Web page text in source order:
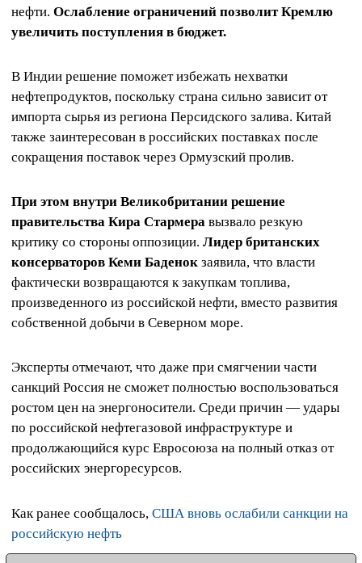
нефти. Ослабление ограничений позволит Кремлю
увеличить поступления в бюджет.
В Индии решение поможет избежать нехватки
нефтепродуктов, поскольку страна сильно зависит от
импорта сырья из региона Персидского залива. Китай
также заинтересован в российских поставках после
сокращения поставок через Ормузский пролив.
При этом внутри Великобритании решение
правительства Кира Стармера вызвало резкую
критику со стороны оппозиции. Лидер британских
консерваторов Кеми Баденок заявила, что власти
фактически возвращаются к закупкам топлива,
произведенного из российской нефти, вместо развития
собственной добычи в Северном море.
Эксперты отмечают, что даже при смягчении части
санкций Россия не сможет полностью воспользоваться
ростом цен на энергоносители. Среди причин — удары
по российской нефтегазовой инфраструктуре и
продолжающийся курс Евросоюза на полный отказ от
российских энергоресурсов.
Как ранее сообщалось, США вновь ослабили санкции на
российскую нефть